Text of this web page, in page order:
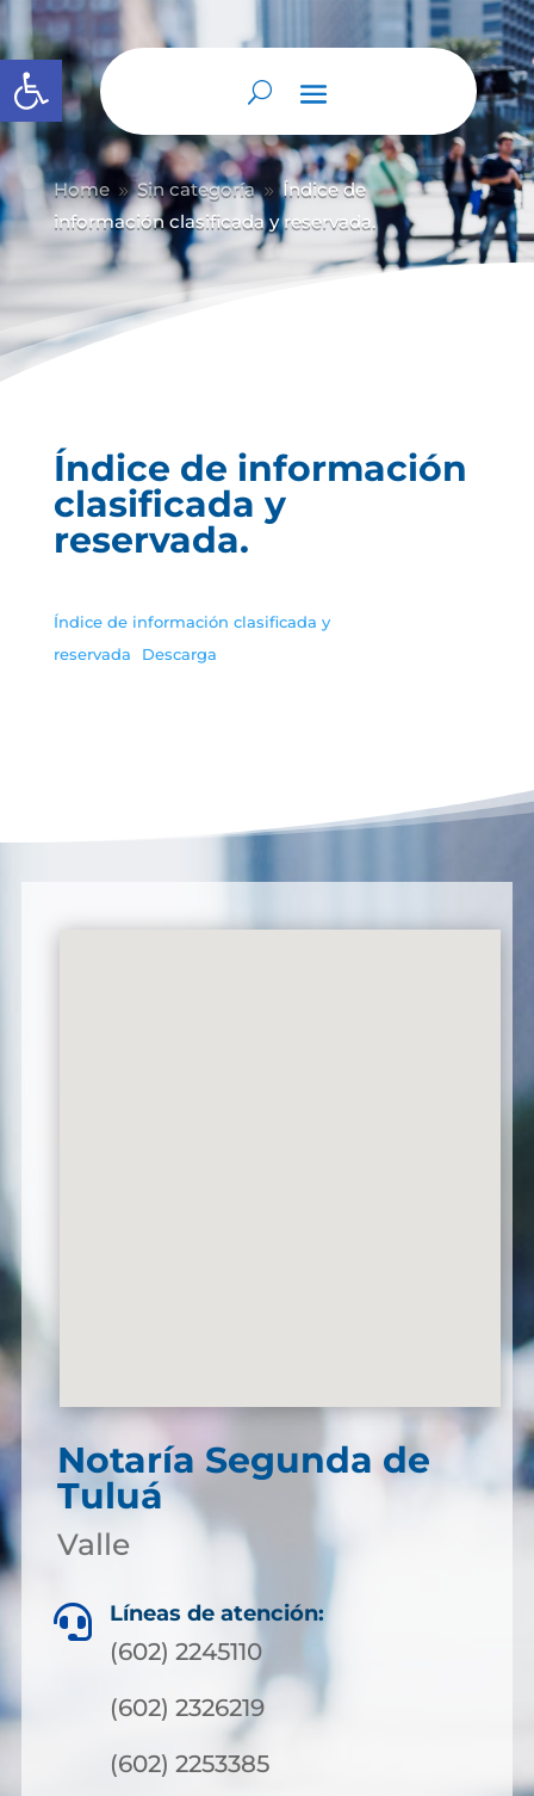
Abrir barra de herramientas
Home 9 Sin categoría 9 Índice de
información clasificada y reservada.
Índice de información
clasificada y
reservada.
Índice de información clasificada y
reservada
Descarga
Notaría Segunda de
Tuluá
Valle
 Líneas de atención:
(602) 2245110
(602) 2326219
(602) 2253385